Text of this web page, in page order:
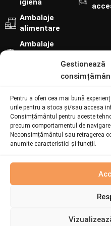
Gestionează
Pentru a oferi cea mai bună
urile pentru a stoca și/sau accesa
Consimțământul pentru aceste
precum comportamentul de
Neconsimțământul sau retragerea
anumite caracteristici și funcții.
igienă
Ambalaje
alimentare
Ambalaje
Urmărește-ne pe:
Contact
073 094 6692
online@batiatus.ro
Șoseaua București -